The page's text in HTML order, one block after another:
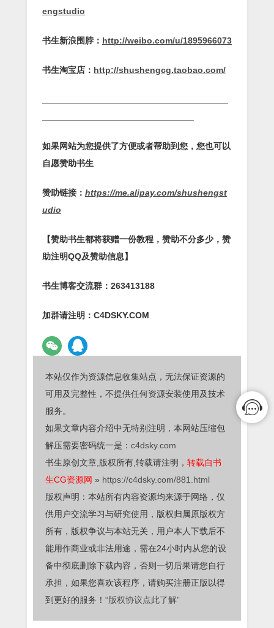
engstudio
书生新浪围脖： http://weibo.com/u/1895966073
书生淘宝店： http://shushengcg.taobao.com/
如果网站为您提供了方便或者帮助到您，您也可以
自愿赞助书生
赞助链接： https://me.alipay.com/shushengst
udio
【赞助书生都将获赠一份教程，赞助不分多少，赞
助注明QQ及赞助信息】
书生博客交流群：263413188
加群请注明：C4DSKY.COM
本站仅作为资源信息收集站点，无法保证资源的
可用及完整性，不提供任何资源安装使用及技术
服务。
如果文章内容介绍中无特别注明，本网站压缩包
解压需要密码统一是： c4dsky.com
书生原创文章,版权所有,转载请注明， 转载自书
生CG资源网 » https://c4dsky.com/881.html
版权声明：本站所有内容资源均来源于网络，仅
供用户交流学习与研究使用，版权归属原版权方
所有，版权争议与本站无关，用户本人下载后不
能用作商业或非法用途，需在24小时内从您的设
备中彻底删除下载内容，否则一切后果请您自行
承担，如果您喜欢该程序，请购买注册正版以得
到更好的服务！ “版权协议点此了解”